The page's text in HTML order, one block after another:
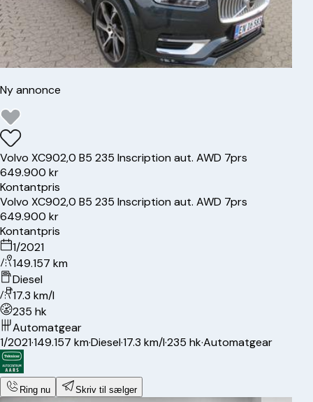
Ny annonce
Volvo XC902,0 B5 235 Inscription aut. AWD 7prs
649.900 kr
Kontantpris
Volvo XC902,0 B5 235 Inscription aut. AWD 7prs
649.900 kr
Kontantpris
1/2021
149.157 km
Diesel
17.3 km/l
235 hk
Automatgear
1/2021·149.157 km·Diesel·17.3 km/l·235 hk·Automatgear
Ring nu Skriv til sælger